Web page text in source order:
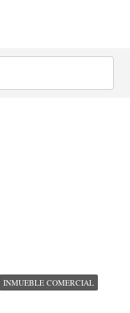
INMUEBLE COMERCIAL